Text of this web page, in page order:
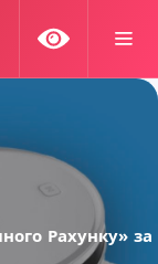
Рахунку» за